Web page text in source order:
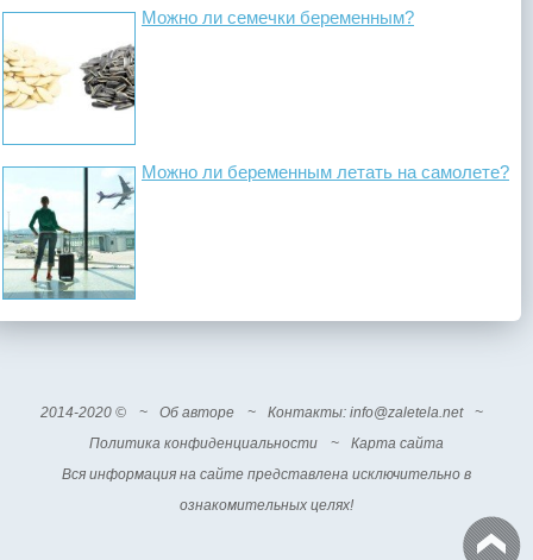
Можно ли семечки беременным?
Можно ли беременным летать на самолете?
2014-2020 © ~ Об авторе ~ Контакты: info@zaletela.net
~
Политика конфиденциальности
~
Карта сайта
Вся информация на сайте представлена исключительно в
ознакомительных целях!